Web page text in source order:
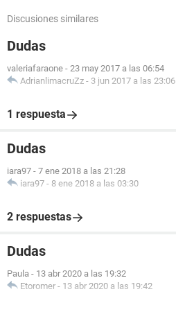
Discusiones similares
Dudas
valeriafaraone - 23 may 2017 a las 06:54
AdrianlimacruZz - 3 jun 2017 a las 23:06
1 respuesta
Dudas
iara97 - 7 ene 2018 a las 21:28
iara97 - 8 ene 2018 a las 03:30
2 respuestas
Dudas
Paula - 13 abr 2020 a las 19:32
Etoromer - 13 abr 2020 a las 19:42